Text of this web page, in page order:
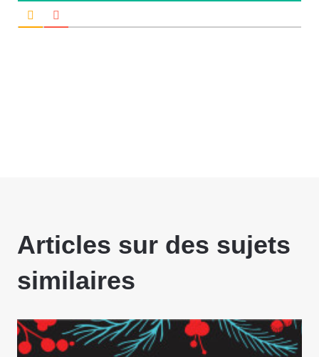
Articles sur des sujets
similaires